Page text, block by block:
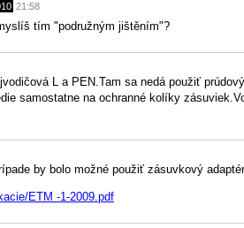
21:58
tím "podružným jištěním"?
L a PEN.Tam sa nedá použiť
samostatne na ochranné kolíky
by bolo možné použiť zásuvkový
ETM -1-2009.pdf